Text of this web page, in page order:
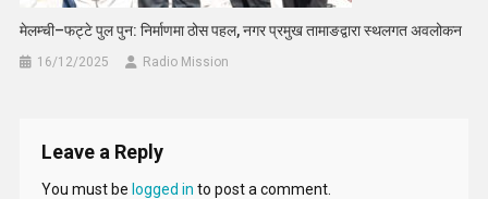
मेलम्ची–फट्टे पुल पुन: निर्माणमा ठोस पहल, नगर प्रमुख तामाङद्वारा स्थलगत अवलोकन
16/12/2025 Radio Mission
Leave a Reply
You must be logged in to post a comment.